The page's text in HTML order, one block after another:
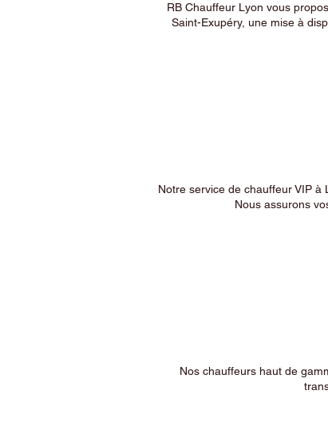
RB Chauffeur Lyon vous
Saint-Exupéry, une mise à
Notre service de chauffeur VIP
Nous assurons
Nos chauffeurs haut de